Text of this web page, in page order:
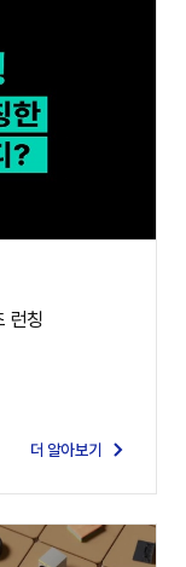
런칭
더 알아보기